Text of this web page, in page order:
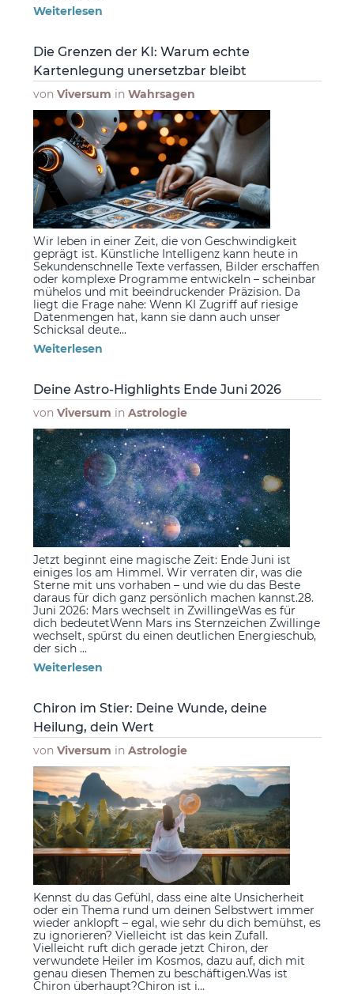
Weiterlesen
Die Grenzen der KI: Warum echte
Kartenlegung unersetzbar bleibt
von Viversum in Wahrsagen
Wir leben in einer Zeit, die von Geschwindigkeit
geprägt ist. Künstliche Intelligenz kann heute in
Sekundenschnelle Texte verfassen, Bilder erschaffen
oder komplexe Programme entwickeln – scheinbar
mühelos und mit beeindruckender Präzision. Da
liegt die Frage nahe: Wenn KI Zugriff auf riesige
Datenmengen hat, kann sie dann auch unser
Schicksal deute...
Weiterlesen
Deine Astro-Highlights Ende Juni 2026
von Viversum in Astrologie
Jetzt beginnt eine magische Zeit: Ende Juni ist
einiges los am Himmel. Wir verraten dir, was die
Sterne mit uns vorhaben – und wie du das Beste
daraus für dich ganz persönlich machen kannst.28.
Juni 2026: Mars wechselt in ZwillingeWas es für
dich bedeutetWenn Mars ins Sternzeichen Zwillinge
wechselt, spürst du einen deutlichen Energieschub,
der sich ...
Weiterlesen
Chiron im Stier: Deine Wunde, deine
Heilung, dein Wert
von Viversum in Astrologie
Kennst du das Gefühl, dass eine alte Unsicherheit
oder ein Thema rund um deinen Selbstwert immer
wieder anklopft – egal, wie sehr du dich bemühst, es
zu ignorieren? Vielleicht ist das kein Zufall.
Vielleicht ruft dich gerade jetzt Chiron, der
verwundete Heiler im Kosmos, dazu auf, dich mit
genau diesen Themen zu beschäftigen.Was ist
Chiron überhaupt?Chiron ist i...